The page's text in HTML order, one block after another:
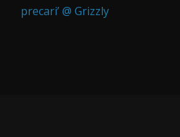
precari’ @ Grizzly